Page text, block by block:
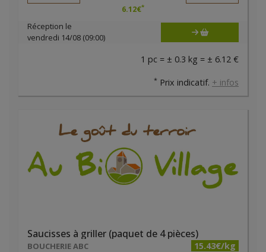
6.12€*
Réception le
vendredi 14/08 (09:00)
1 pc = ± 0.3 kg = ± 6.12 €
* Prix indicatif. + infos
Saucisses à griller (paquet de 4 pièces)
BOUCHERIE ABC 15.43€/kg